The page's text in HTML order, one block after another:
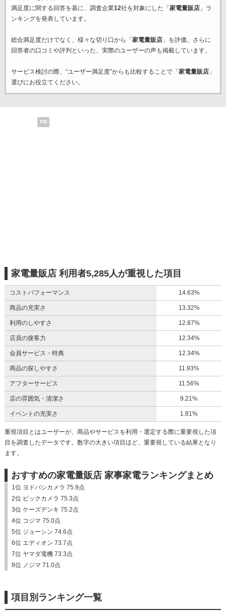
満足度に関する回答を基に、調査企業12社を対象にした「 家電量販店」ラ
ンキングを発表しています。
総合満足度だけでなく、様々な切り口から「 家電量販店」を評価。さらに
回答者の口コミや評判といった、実際のユーザーの声も掲載しています。
サービス検討の際、“ユーザー満足度”からも比較することで「 家電量販店」
選びにお役立てください。
PR
家電量販店 利用者5,285人が重視した項目
コストパフォーマンス 14.63%
商品の充実さ 13.32%
利用のしやすさ 12.87%
店員の接客力 12.34%
会員サービス・特典 12.34%
商品の探しやすさ 11.93%
アフターサービス 11.56%
店の雰囲気・清潔さ 9.21%
イベントの充実さ 1.81%
重視項目とはユーザーが、商品やサービスを利用・選定する際に重要視した項
目を調査したデータです。数字の大きい項目ほど、重要視している結果となり
ます。
おすすめの家電量販店 家事家電ランキングまとめ
1位 ヨドバシカメラ 75.9点
2位 ビックカメラ 75.3点
3位 ケーズデンキ 75.2点
4位 コジマ 75.0点
5位 ジョーシン 74.6点
6位 エディオン 73.7点
7位 ヤマダ電機 73.3点
8位 ノジマ 71.0点
項目別ランキング一覧